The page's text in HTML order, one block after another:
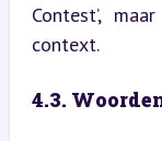
Contest’,
context.
4.3.